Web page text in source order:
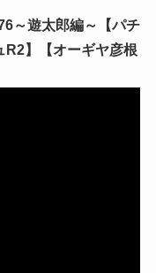
～遊太郎編～【パチ
R2】【オーギヤ彦根